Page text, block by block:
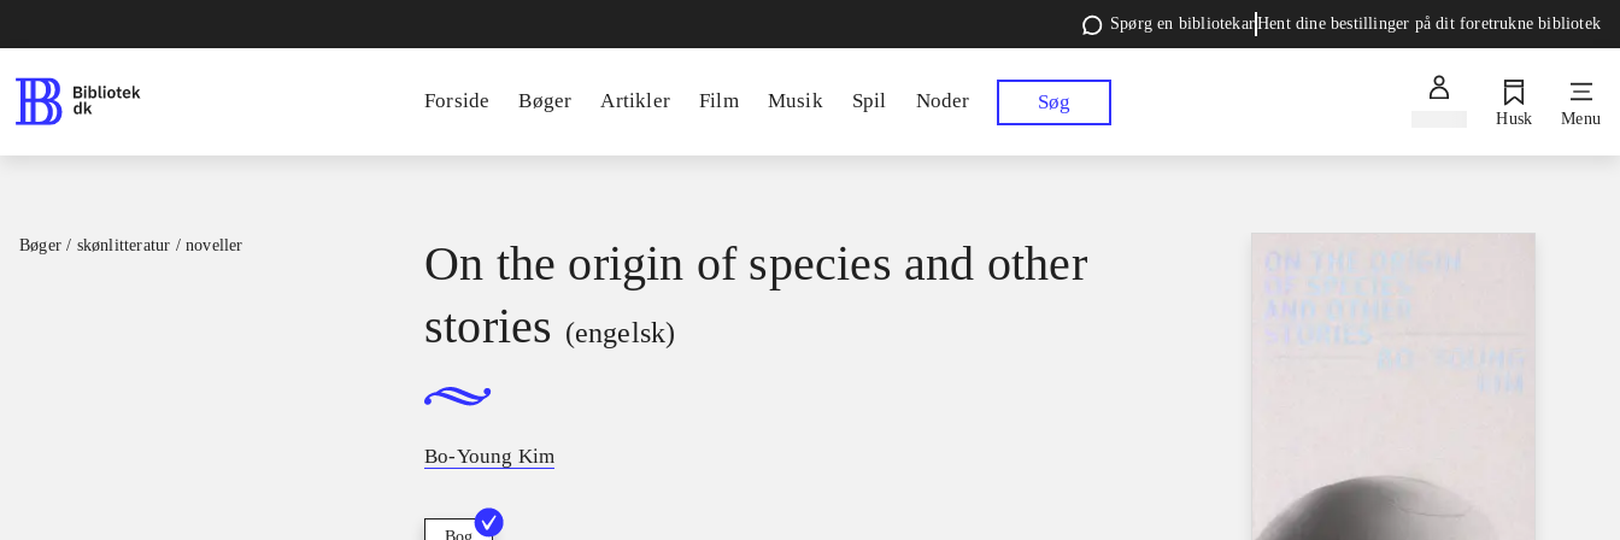
Spørg en bibliotekarHent dine bestillinger på dit foretrukne bibliotek
Forside Bøger Artikler Film Musik Spil Noder Søg
Husk Menu
Bøger / skønlitteratur / noveller
On the origin of species and other
stories (engelsk)
Bo-Young Kim